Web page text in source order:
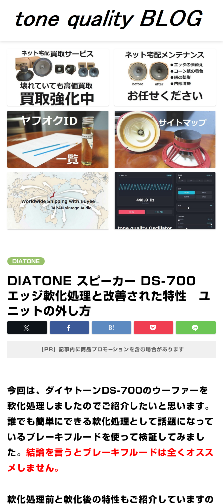
DIATONE
DIATONE スピーカー DS-700
エッジ軟化処理と改善された特性 ユ
ニットの外し方
【PR】記事内に商品プロモーションを含む場合があります
今回は、ダイヤトーンDS-700のウーファーを
軟化処理しましたのでご紹介したいと思います。
誰でも簡単にできる軟化処理として話題になって
いるブレーキフルードを使って検証してみまし
た。 結論を言うとブレーキフルードは全くオスス
メしません。
軟化処理前と軟化後の特性もご紹介していますの